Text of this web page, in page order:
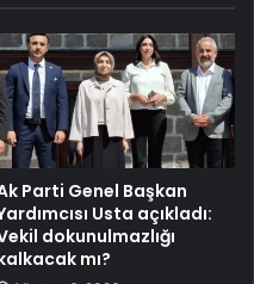
Parti Genel Başkan
Usta açıkladı:
dokunulmazlığı
mı?